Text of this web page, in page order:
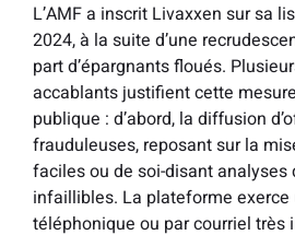
L’AMF a inscrit Livaxxen sur sa
2024, à la suite d’une
part d’épargnants floués.
accablants justifient cette
publique : d’abord, la diffusion
frauduleuses, reposant sur la
faciles ou de soi-disant analyses
infaillibles. La plateforme exerce
téléphonique ou par courriel très